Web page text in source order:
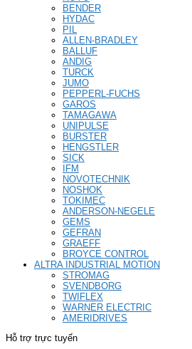
BENDER
HYDAC
PIL
ALLEN-BRADLEY
BALLUF
ANDIG
TURCK
JUMO
PEPPERL-FUCHS
GAROS
TAMAGAWA
UNIPULSE
BURSTER
HENGSTLER
SICK
IFM
NOVOTECHNIK
NOSHOK
TOKIMEC
ANDERSON-NEGELE
GEMS
GEFRAN
GRAEFF
BROYCE CONTROL
ALTRA INDUSTRIAL MOTION
STROMAG
SVENDBORG
TWIFLEX
WARNER ELECTRIC
AMERIDRIVES
Hỗ trợ trực tuyến